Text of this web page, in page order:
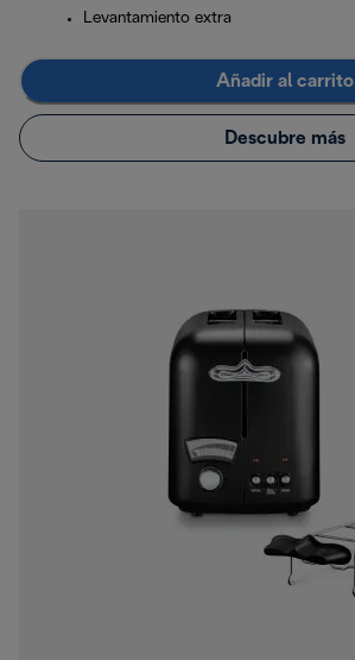
Levantamiento extra
Añadir al carrito
Descubre más